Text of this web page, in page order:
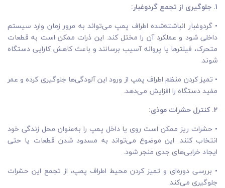
1. جلوگیری از تجمع گردوغبار:
• گردوغبار انباشته‌شده اطراف پمپ می‌تواند به مرور زمان وارد سیستم
داخلی شود و عملکرد آن را مختل کند. این ذرات ممکن است به قطعات
متحرک، فیلترها یا پروانه آسیب برسانند و باعث کاهش کارایی دستگاه
شوند.
• تمیز کردن منظم اطراف پمپ از ورود این آلودگی‌ها جلوگیری کرده و عمر
مفید دستگاه را افزایش می‌دهد.
2. کنترل حشرات موذی:
• حشرات ریز ممکن است روی یا داخل پمپ را به‌عنوان محل زندگی خود
انتخاب کنند. این موضوع می‌تواند به مسدود شدن قطعات یا حتی
ایجاد خرابی‌های جدی منجر شود.
• بررسی دوره‌ای و تمیز کردن محیط اطراف پمپ، از تجمع این حشرات
جلوگیری می‌کند.